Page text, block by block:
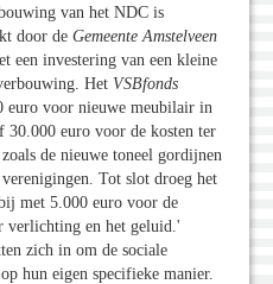
van het NDC is
door de Gemeente Amstelveen
een investering van een kleine
Het VSBfonds
euro voor nieuwe meubilair in
30.000 euro voor de kosten ter
de nieuwe toneel gordijnen
Tot slot droeg het
met 5.000 euro voor de
verlichting en het geluid.'
zich in om de sociale
hun eigen specifieke manier.